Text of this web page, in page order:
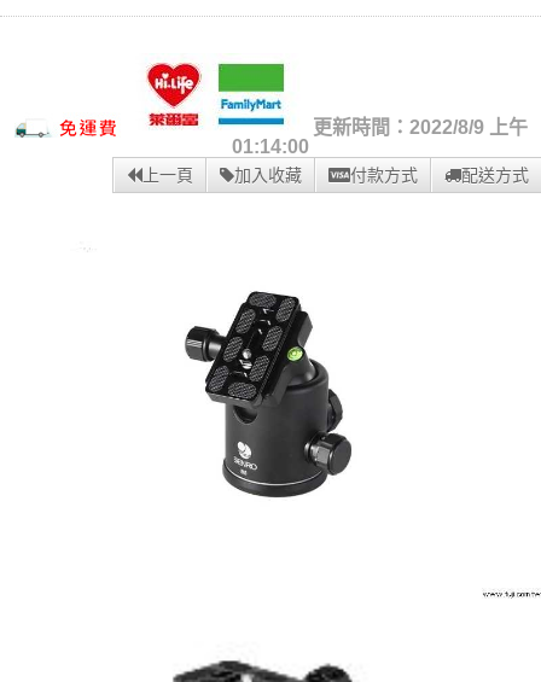
更新時間：2022/8/9 上午
01:14:00
上一頁 加入收藏 付款方式 配送方式